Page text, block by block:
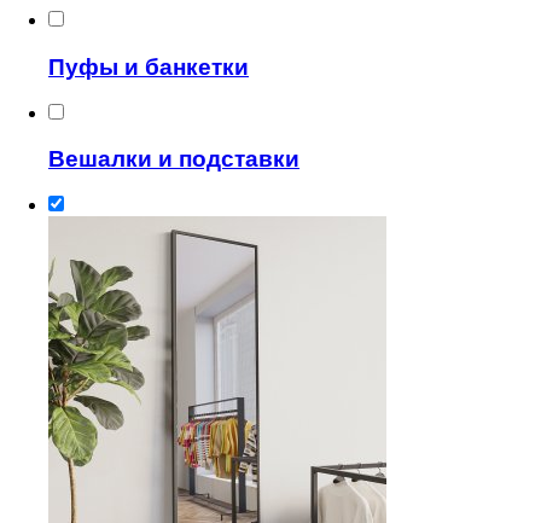
Пуфы и банкетки
Вешалки и подставки